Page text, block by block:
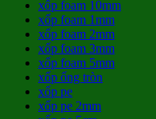
xốp foam 10mm
xốp foam 1mm
xốp foam 2mm
xốp foam 3mm
xốp foam 5mm
xốp ống tròn
xốp pe
xốp pe 2mm